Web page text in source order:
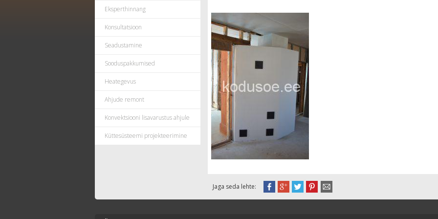
Eksperthinnang
Konsultatsioon
Seadustamine
Sooduspakkumised
Heategevus
Ahjude remont
Konvektsiooni lisavarustus ahjule
Küttesüsteemi projekteerimine
Jaga seda lehte: